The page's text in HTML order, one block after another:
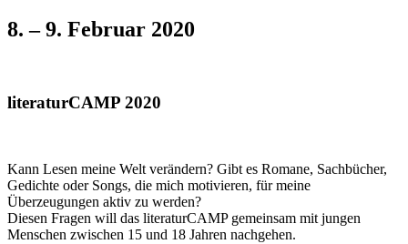
8. – 9. Februar 2020
literaturCAMP 2020
Kann Lesen meine Welt verändern? Gibt es Romane, Sachbücher,
Gedichte oder Songs, die mich motivieren, für meine
Überzeugungen aktiv zu werden?
Diesen Fragen will das literaturCAMP gemeinsam mit jungen
Menschen zwischen 15 und 18 Jahren nachgehen.